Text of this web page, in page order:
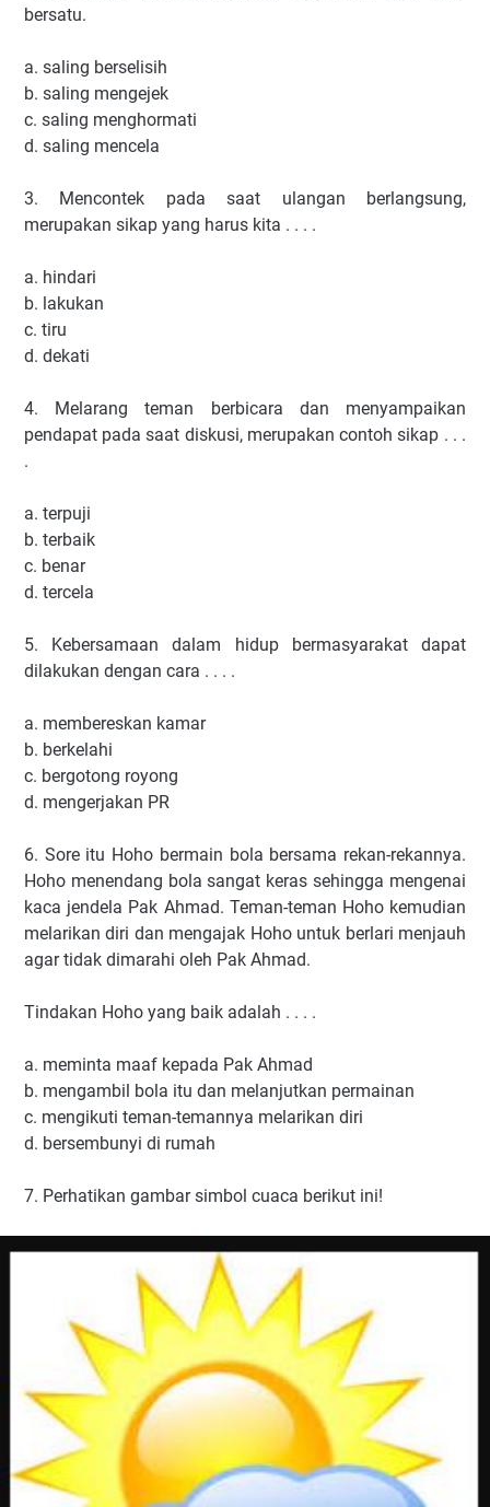
bersatu.
a. saling berselisih
b. saling mengejek
c. saling menghormati
d. saling mencela
3. Mencontek pada saat ulangan berlangsung,
merupakan sikap yang harus kita . . . .
a. hindari
b. lakukan
c. tiru
d. dekati
4. Melarang teman berbicara dan menyampaikan
pendapat pada saat diskusi, merupakan contoh sikap . . .
.
a. terpuji
b. terbaik
c. benar
d. tercela
5. Kebersamaan dalam hidup bermasyarakat dapat
dilakukan dengan cara . . . .
a. membereskan kamar
b. berkelahi
c. bergotong royong
d. mengerjakan PR
6. Sore itu Hoho bermain bola bersama rekan-rekannya.
Hoho menendang bola sangat keras sehingga mengenai
kaca jendela Pak Ahmad. Teman-teman Hoho kemudian
melarikan diri dan mengajak Hoho untuk berlari menjauh
agar tidak dimarahi oleh Pak Ahmad.
Tindakan Hoho yang baik adalah . . . .
a. meminta maaf kepada Pak Ahmad
b. mengambil bola itu dan melanjutkan permainan
c. mengikuti teman-temannya melarikan diri
d. bersembunyi di rumah
7. Perhatikan gambar simbol cuaca berikut ini!